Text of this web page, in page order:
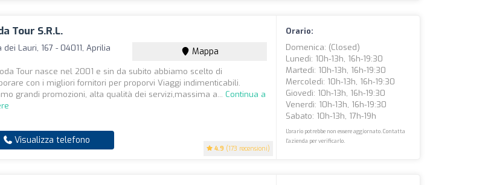
Tour S.R.L.
4.9 (173 recensioni)
dei Lauri, 167 - 04011, Aprilia Mappa
Tour nasce nel 2001 e sin da subito abbiamo scelto di
con i migliori fornitori per proporvi Viaggi indimenticabili.
grandi promozioni, alta qualità dei servizi,massima a... Continua a
Visualizza telefono
Orario:
Domenica: (closed)
Lunedì: 10h-13h, 16h-19:30
Martedì: 10h-13h, 16h-19:30
Mercoledì: 10h-13h, 16h-19:30
Giovedì: 10h-13h, 16h-19:30
Venerdì: 10h-13h, 16h-19:30
Sabato: 10h-13h, 17h-19h
L'orario potrebbe non essere aggiornato. Contatta
l'azienda per verificarlo.